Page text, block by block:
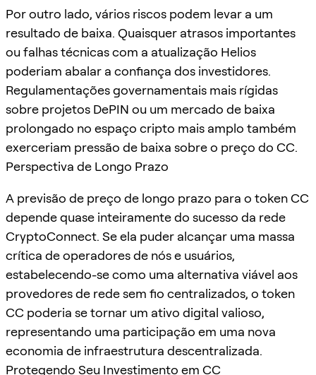
Por outro lado, vários riscos podem levar a um
resultado de baixa. Quaisquer atrasos importantes
ou falhas técnicas com a atualização Helios
poderiam abalar a confiança dos investidores.
Regulamentações governamentais mais rígidas
sobre projetos DePIN ou um mercado de baixa
prolongado no espaço cripto mais amplo também
exerceriam pressão de baixa sobre o preço do CC.
Perspectiva de Longo Prazo
A previsão de preço de longo prazo para o token CC
depende quase inteiramente do sucesso da rede
CryptoConnect. Se ela puder alcançar uma massa
crítica de operadores de nós e usuários,
estabelecendo-se como uma alternativa viável aos
provedores de rede sem fio centralizados, o token
CC poderia se tornar um ativo digital valioso,
representando uma participação em uma nova
economia de infraestrutura descentralizada.
Protegendo Seu Investimento em CC